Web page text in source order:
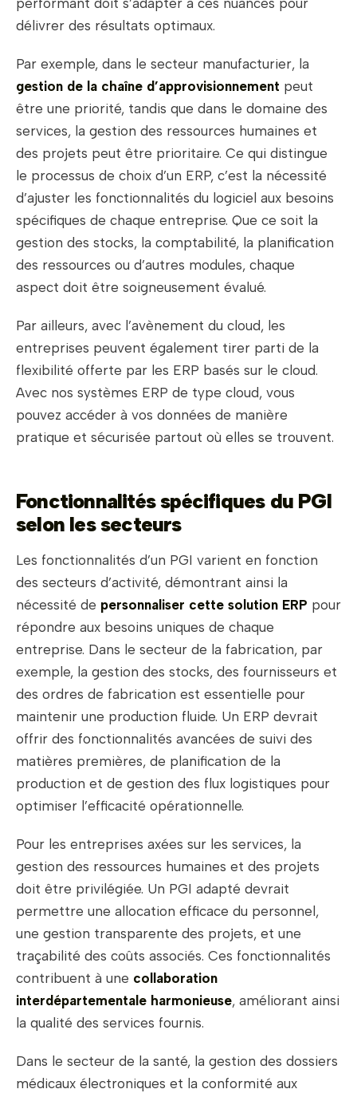
performant doit s’adapter à ces nuances pour
délivrer des résultats optimaux.
Par exemple, dans le secteur manufacturier, la
gestion de la chaîne d’approvisionnement peut
être une priorité, tandis que dans le domaine des
services, la gestion des ressources humaines et
des projets peut être prioritaire. Ce qui distingue
le processus de choix d’un ERP, c’est la nécessité
d’ajuster les fonctionnalités du logiciel aux besoins
spécifiques de chaque entreprise. Que ce soit la
gestion des stocks, la comptabilité, la planification
des ressources ou d’autres modules, chaque
aspect doit être soigneusement évalué.
Par ailleurs, avec l’avènement du cloud, les
entreprises peuvent également tirer parti de la
flexibilité offerte par les ERP basés sur le cloud.
Avec nos systèmes ERP de type cloud, vous
pouvez accéder à vos données de manière
pratique et sécurisée partout où elles se trouvent.
Fonctionnalités spécifiques du PGI
selon les secteurs
Les fonctionnalités d’un PGI varient en fonction
des secteurs d’activité, démontrant ainsi la
nécessité de personnaliser cette solution ERP pour
répondre aux besoins uniques de chaque
entreprise. Dans le secteur de la fabrication, par
exemple, la gestion des stocks, des fournisseurs et
des ordres de fabrication est essentielle pour
maintenir une production fluide. Un ERP devrait
offrir des fonctionnalités avancées de suivi des
matières premières, de planification de la
production et de gestion des flux logistiques pour
optimiser l’efficacité opérationnelle.
Pour les entreprises axées sur les services, la
gestion des ressources humaines et des projets
doit être privilégiée. Un PGI adapté devrait
permettre une allocation efficace du personnel,
une gestion transparente des projets, et une
traçabilité des coûts associés. Ces fonctionnalités
contribuent à une collaboration
interdépartementale harmonieuse, améliorant ainsi
la qualité des services fournis.
Dans le secteur de la santé, la gestion des dossiers
médicaux électroniques et la conformité aux